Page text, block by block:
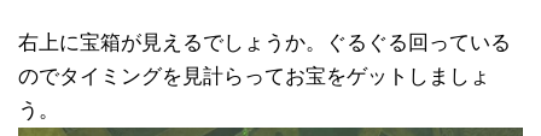
右上に宝箱が見えるでしょうか。ぐるぐる回っている
のでタイミングを見計らってお宝をゲットしましょ
う。